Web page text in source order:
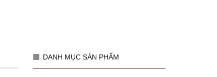
DANH MỤC SẢN PHẨM